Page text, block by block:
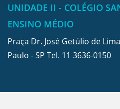
UNIDADE II - COLÉGIO
ENSINO MÉDIO
Praça Dr. José Getúlio de
Paulo - SP Tel. 11 3636-0150